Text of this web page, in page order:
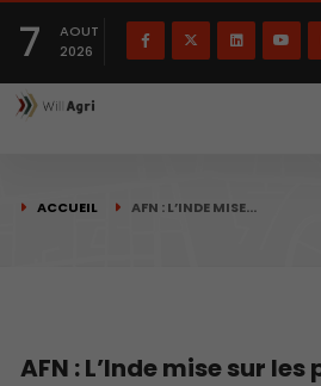
7
AOUT
2026
ACCUEIL AFN : L’INDE MISE…
AFN : L’Inde mise sur
Français